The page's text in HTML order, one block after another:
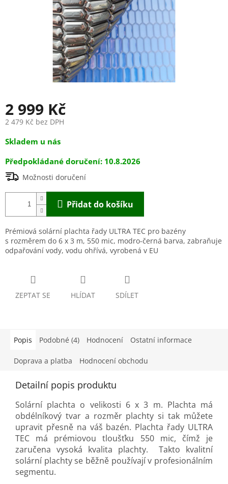
2 999 Kč
2 479 Kč bez DPH
Měrná
cena:
Skladem u nás
10.8.2026
Možnosti doručení
Přidat do košíku
Prémiová solární plachta řady ULTRA TEC pro bazény
s rozměrem do 6 x 3 m, 550 mic, modro-černá barva, zabraňuje
odpařování vody, vodu ohřívá, vyrobená v EU
ZEPTAT SE HLÍDAT SDÍLET
Popis Podobné (4) Hodnocení Ostatní informace
Doprava a platba Hodnocení obchodu
Detailní popis produktu
Solární plachta o velikosti 6 x 3 m. Plachta má
obdélníkový tvar a rozměr plachty si tak můžete
upravit přesně na váš bazén. Plachta řady ULTRA
TEC má prémiovou tloušťku 550 mic, čímž je
zaručena vysoká kvalita plachty. Takto kvalitní
solární plachty se běžně používají v profesionálním
segmentu.